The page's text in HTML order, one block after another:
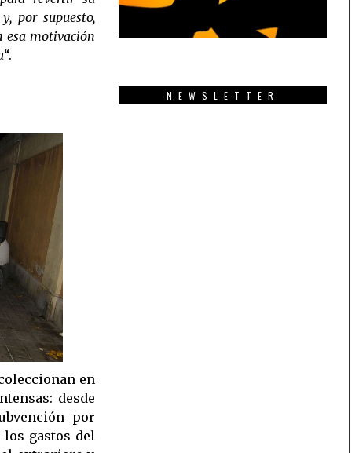
por supuesto,
esa motivación
“.
en
desde
por
gastos del
NEWSLETTER